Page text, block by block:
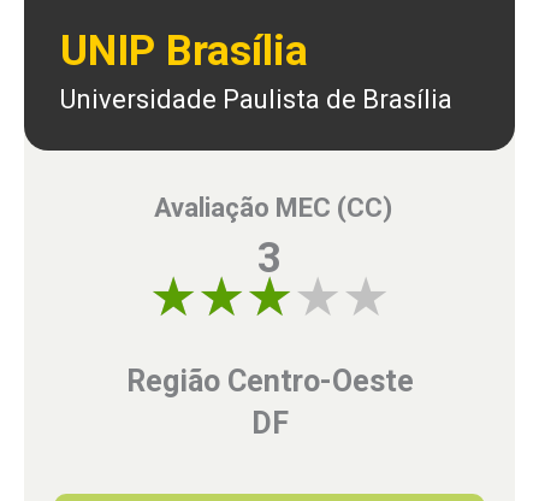
UNIP Brasília
Universidade Paulista de Brasília
Avaliação MEC (CC)
3
Região Centro-Oeste
DF